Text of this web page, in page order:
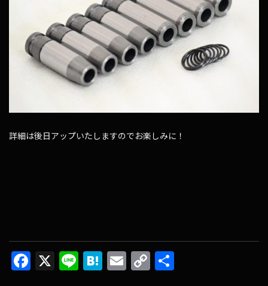
詳細は後日アップいたしますのでお楽しみに！
F
X
Li H E
C